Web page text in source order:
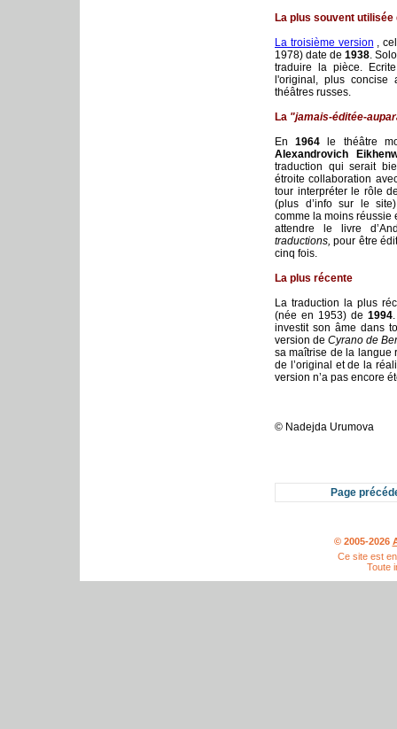
La plus souvent
La troisième version ,
1978) date de1938.
traduire la pièce.
l'original, plus
théâtres russes.
La "jamais-éditée-
En1964 le théâtre
Alexandrovich
traduction qui serait
étroite collaboration
tour interpréter le rôle
(plus d’info sur le
comme la moins réussie
attendre le livre
traductions,pour être
cinq fois.
La plus récente
La traduction la plus
(née en 1953) de1994
investit son âme dans
version deCyrano de
sa maîtrise de la langue
de l’original et de la
version n’a pas encore
© Nadejda Urumova
Page
© 2005-2026
Ce site est
Toute